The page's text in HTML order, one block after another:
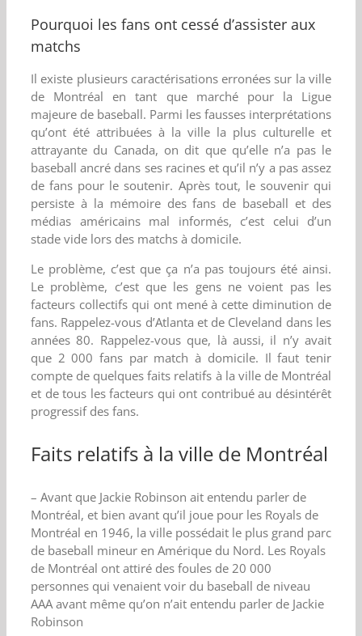
Pourquoi les fans ont cessé d’assister aux
matchs
Il existe plusieurs caractérisations erronées sur la ville
de Montréal en tant que marché pour la Ligue
majeure de baseball. Parmi les fausses interprétations
qu’ont été attribuées à la ville la plus culturelle et
attrayante du Canada, on dit que qu’elle n’a pas le
baseball ancré dans ses racines et qu’il n’y a pas assez
de fans pour le soutenir. Après tout, le souvenir qui
persiste à la mémoire des fans de baseball et des
médias américains mal informés, c’est celui d’un
stade vide lors des matchs à domicile.
Le problème, c’est que ça n’a pas toujours été ainsi.
Le problème, c’est que les gens ne voient pas les
facteurs collectifs qui ont mené à cette diminution de
fans. Rappelez-vous d’Atlanta et de Cleveland dans les
années 80. Rappelez-vous que, là aussi, il n’y avait
que 2 000 fans par match à domicile. Il faut tenir
compte de quelques faits relatifs à la ville de Montréal
et de tous les facteurs qui ont contribué au désintérêt
progressif des fans.
Faits relatifs à la ville de Montréal
– Avant que Jackie Robinson ait entendu parler de
Montréal, et bien avant qu’il joue pour les Royals de
Montréal en 1946, la ville possédait le plus grand parc
de baseball mineur en Amérique du Nord. Les Royals
de Montréal ont attiré des foules de 20 000
personnes qui venaient voir du baseball de niveau
AAA avant même qu’on n’ait entendu parler de Jackie
Robinson